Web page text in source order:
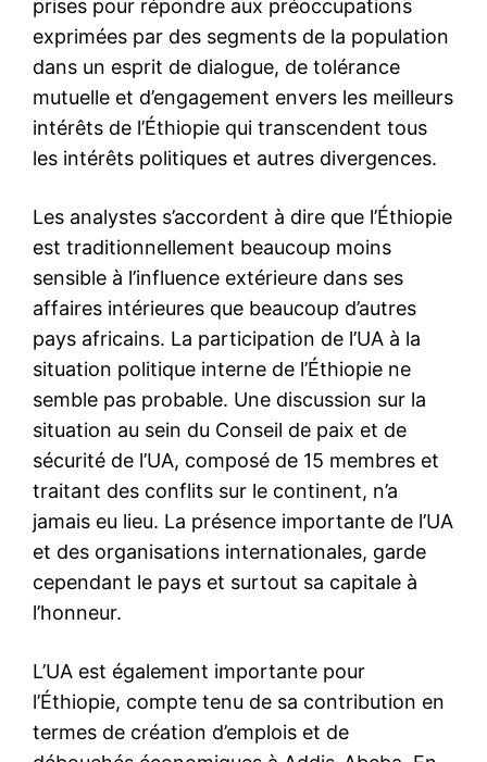
le1.ma
l'intelligence de
l'information
S'ABONNER MAINTENANT
Insight Publications
À propos
Nous contacter
prises pour répondre aux préoccupations
exprimées par des segments de la population
dans un esprit de dialogue, de tolérance
mutuelle et d’engagement envers les meilleurs
intérêts de l’Éthiopie qui transcendent tous
les intérêts politiques et autres divergences.
Les analystes s’accordent à dire que l’Éthiopie
est traditionnellement beaucoup moins
sensible à l’influence extérieure dans ses
affaires intérieures que beaucoup d’autres
pays africains. La participation de l’UA à la
situation politique interne de l’Éthiopie ne
semble pas probable. Une discussion sur la
situation au sein du Conseil de paix et de
sécurité de l’UA, composé de 15 membres et
traitant des conflits sur le continent, n’a
jamais eu lieu. La présence importante de l’UA
et des organisations internationales, garde
cependant le pays et surtout sa capitale à
l’honneur.
L’UA est également importante pour
l’Éthiopie, compte tenu de sa contribution en
termes de création d’emplois et de